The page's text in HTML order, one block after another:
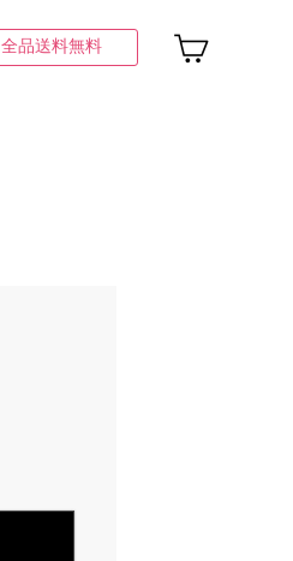
全品送料無料